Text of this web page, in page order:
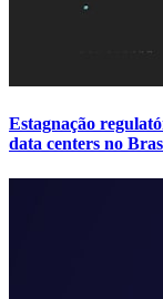
Estagnação
data centers no